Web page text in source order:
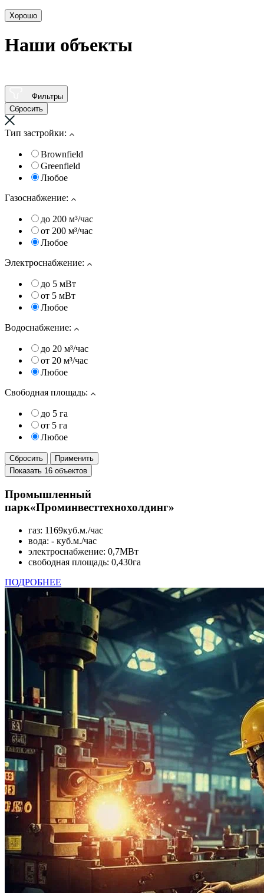
Хорошо
Наши объекты
Фильтры
Тип застройки:
Brownfield
Greenfield
Любое
Газоснабжение:
до 200 м³/час
от 200 м³/час
Любое
Электроснабжение:
до 5 мВт
от 5 мВт
Любое
Водоснабжение:
до 20 м³/час
от 20 м³/час
Любое
Свободная площадь:
до 5 га
от 5 га
Любое
Промышленный
парк«Проминвесттехнохолдинг»
газ: 1169куб.м./час
вода: - куб.м./час
электроснабжение: 0,7МВт
свободная площадь: 0,430га
ПОДРОБНЕЕ